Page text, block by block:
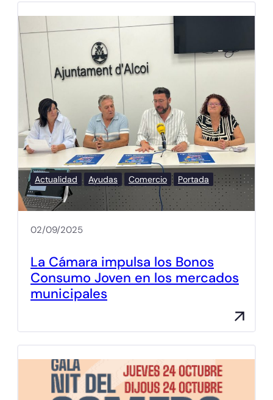
Actualidad Ayudas Comercio Portada
02/09/2025
La Cámara impulsa los Bonos
Consumo Joven en los mercados
municipales